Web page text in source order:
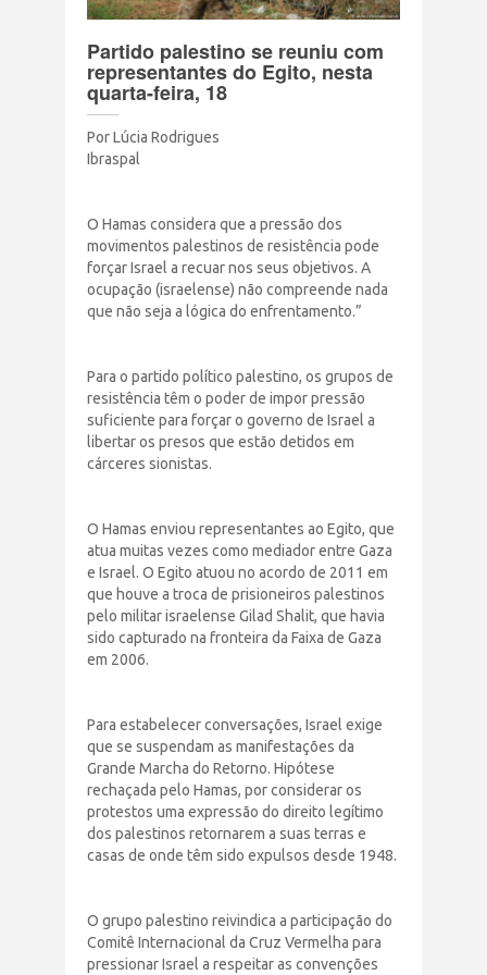
Terrorismo Israelense
AÇÕES
Clube Brasil Palestina
Doe
Eventos
Junte-se a nós
PUBLICAÇÕES
CONTATO
Partido palestino se reuniu com
representantes do Egito, nesta
quarta-feira, 18
Por Lúcia Rodrigues
Ibraspal
O Hamas considera que a pressão dos
movimentos palestinos de resistência pode
forçar Israel a recuar nos seus objetivos. A
ocupação (israelense) não compreende nada
que não seja a lógica do enfrentamento.”
Para o partido político palestino, os grupos de
resistência têm o poder de impor pressão
suficiente para forçar o governo de Israel a
libertar os presos que estão detidos em
cárceres sionistas.
O Hamas enviou representantes ao Egito, que
atua muitas vezes como mediador entre Gaza
e Israel. O Egito atuou no acordo de 2011 em
que houve a troca de prisioneiros palestinos
pelo militar israelense Gilad Shalit, que havia
sido capturado na fronteira da Faixa de Gaza
em 2006.
Para estabelecer conversações, Israel exige
que se suspendam as manifestações da
Grande Marcha do Retorno. Hipótese
rechaçada pelo Hamas, por considerar os
protestos uma expressão do direito legítimo
dos palestinos retornarem a suas terras e
casas de onde têm sido expulsos desde 1948.
O grupo palestino reivindica a participação do
Comitê Internacional da Cruz Vermelha para
pressionar Israel a respeitar as convenções